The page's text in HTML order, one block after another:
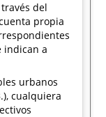
del
propia
indican a
urbanos
cualquiera